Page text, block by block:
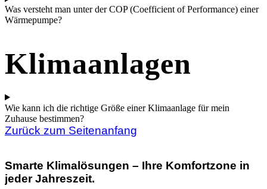
Was versteht man unter der COP (Coefficient of Performance) einer
Wärmepumpe?
Klimaanlagen
Wie kann ich die richtige Größe einer Klimaanlage für mein
Zuhause bestimmen?
Zurück zum Seitenanfang
Smarte Klimalösungen – Ihre Komfortzone in
jeder Jahreszeit.